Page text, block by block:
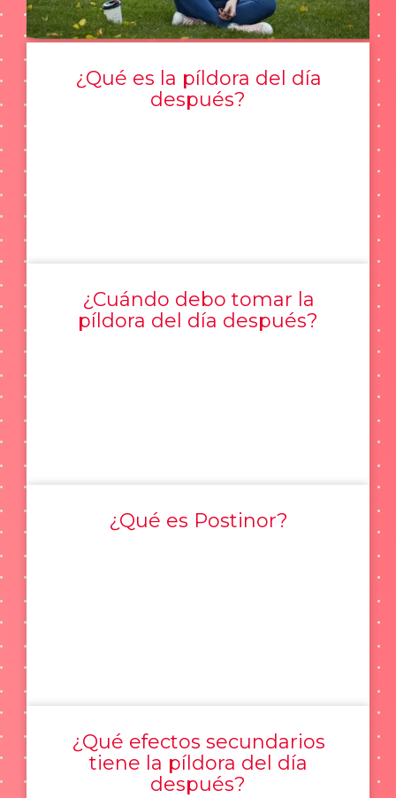
¿Qué es la píldora del día
después?
¿Cuándo debo tomar la
píldora del día después?
¿Qué es Postinor?
¿Qué efectos secundarios
tiene la píldora del día
después?